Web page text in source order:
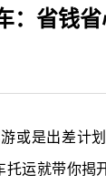
省钱省
或是出差计
托运就带你揭